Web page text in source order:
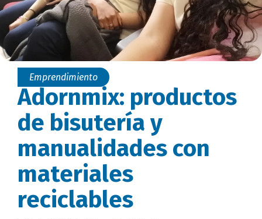
Emprendimiento
Adornmix: productos
de bisutería y
manualidades con
materiales
reciclables